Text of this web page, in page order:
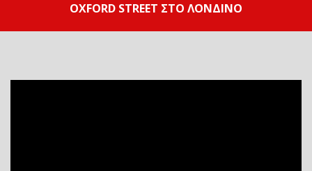
OXFORD STREET ΣΤΟ ΛΟΝΔΊΝΟ